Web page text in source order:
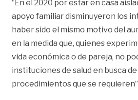
“En el 2020 por estar en casa
apoyo familiar disminuyeron los
haber sido el mismo motivo del
en la medida que, quienes
vida económica o de pareja, no
instituciones de salud en busca de
procedimientos que se